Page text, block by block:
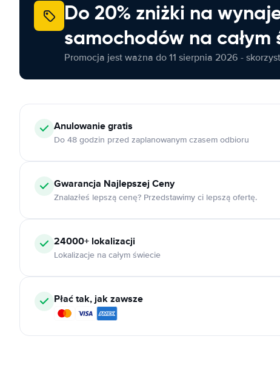
Do 20% zniżki na
samochodów na całym
Promocja jest ważna do 11 sierpnia 2026 -
Anulowaniegratis
Do 48 godzin przed zaplanowanym czasem odbioru
Gwarancja Najlepszej Ceny
Znalazłeś lepszą cenę? Przedstawimy ci lepszą ofertę.
24000+ lokalizacji
Lokalizacje na całym świecie
Płać tak, jak zawsze